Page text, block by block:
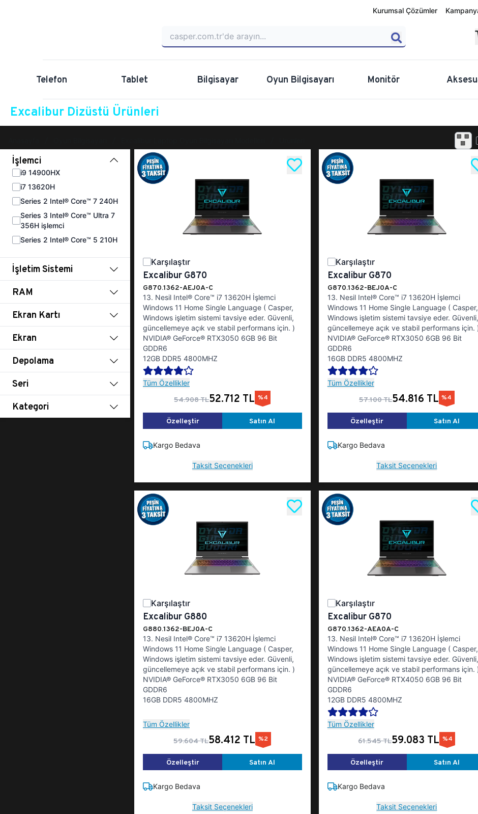
Kurumsal Çözümler
Telefon Tablet Bilgisayar Oyun Bilgisayarı Monitör
Excalibur Dizüstü Ürünleri
İşlemci
i9 14900HX
i7 13620H
Series 2 Intel® Core™ 7 240H
Series 3 Intel® Core™ Ultra 7
356H işlemci
Series 2 Intel® Core™ 5 210H
İşletim Sistemi
RAM
Ekran Kartı
Ekran
Depolama
Seri
Kategori
Karşılaştır
Excalibur G870
G870.1362-AEJ0A-C
13. Nesil Intel® Core™ i7 13620H İşlemci
Windows 11 Home Single Language ( Casper,
Windows işletim sistemi tavsiye eder. Güvenli,
güncellemeye açık ve stabil performans için. )
NVIDIA® GeForce® RTX3050 6GB 96 Bit
GDDR6
12GB DDR5 4800MHZ
Tüm Özellikler
54.908 TL52.712 TL %4
Özelleştir Satın Al
Kargo Bedava
Taksit Seçenekleri
Karşılaştır
Excalibur G870
G870.1362-BEJ0A-C
13. Nesil Intel® Core™ i7 13620H İşlemci
Windows 11 Home Single Language ( Casper,
Windows işletim sistemi tavsiye eder. Güvenli,
güncellemeye açık ve stabil performans için.
NVIDIA® GeForce® RTX3050 6GB 96 Bit
GDDR6
16GB DDR5 4800MHZ
Tüm Özellikler
57.100 TL54.816 TL %4
Özelleştir Satın Al
Kargo Bedava
Taksit Seçenekleri
Karşılaştır
Excalibur G880
G880.1362-BEJ0A-C
13. Nesil Intel® Core™ i7 13620H İşlemci
Windows 11 Home Single Language ( Casper,
Windows işletim sistemi tavsiye eder. Güvenli,
güncellemeye açık ve stabil performans için. )
NVIDIA® GeForce® RTX3050 6GB 96 Bit
GDDR6
16GB DDR5 4800MHZ
Tüm Özellikler
59.604 TL58.412 TL %2
Özelleştir Satın Al
Kargo Bedava
Taksit Seçenekleri
Karşılaştır
Excalibur G870
G870.1362-AEA0A-C
13. Nesil Intel® Core™ i7 13620H İşlemci
Windows 11 Home Single Language ( Casper,
Windows işletim sistemi tavsiye eder. Güvenli,
güncellemeye açık ve stabil performans için.
NVIDIA® GeForce® RTX4050 6GB 96 Bit
GDDR6
12GB DDR5 4800MHZ
Tüm Özellikler
61.545 TL59.083 TL %4
Özelleştir Satın Al
Kargo Bedava
Taksit Seçenekleri